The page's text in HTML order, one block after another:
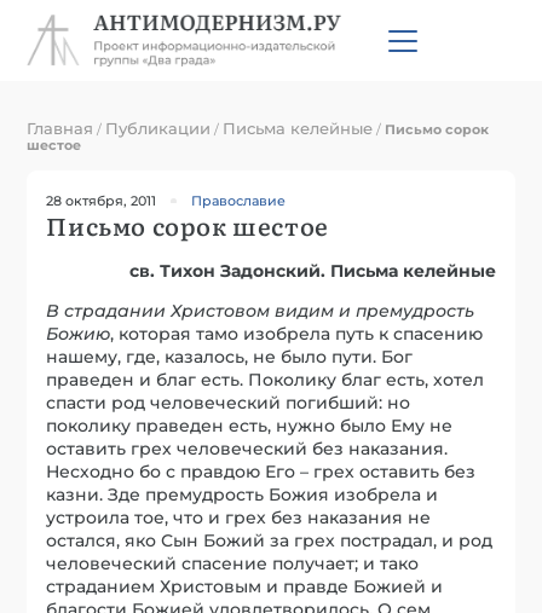
Главная / Публикации / Письма келейные / Письмо сорок
шестое
28 октября, 2011 Православие
Письмо сорок шестое
св. Тихон Задонский. Письма келейные
В страдании Христовом видим и премудрость
Божию, которая тамо изобрела путь к спасению
нашему, где, казалось, не было пути. Бог
праведен и благ есть. Поколику благ есть, хотел
спасти род человеческий погибший: но
поколику праведен есть, нужно было Ему не
оставить грех человеческий без наказания.
Несходно бо с правдою Его – грех оставить без
казни. Зде премудрость Божия изобрела и
устроила тое, что и грех без наказания не
остался, яко Сын Божий за грех пострадал, и род
человеческий спасение получает; и тако
страданием Христовым и правде Божией и